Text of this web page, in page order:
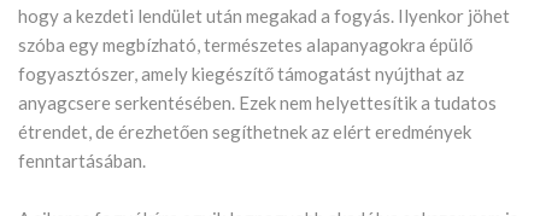
hogy a kezdeti lendület után megakad a fogyás. Ilyenkor jöhet
szóba egy megbízható, természetes alapanyagokra épülő
fogyasztószer, amely kiegészítő támogatást nyújthat az
anyagcsere serkentésében. Ezek nem helyettesítik a tudatos
étrendet, de érezhetően segíthetnek az elért eredmények
fenntartásában.